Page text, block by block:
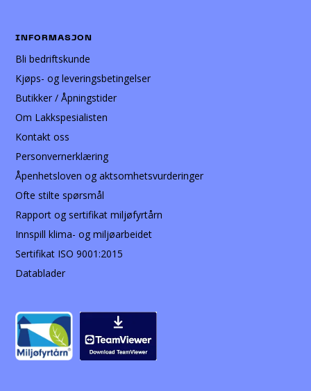
INFORMASJON
Bli bedriftskunde
Kjøps- og leveringsbetingelser
Butikker / Åpningstider
Om Lakkspesialisten
Kontakt oss
Personvernerklæring
Åpenhetsloven og aktsomhetsvurderinger
Ofte stilte spørsmål
Rapport og sertifikat miljøfyrtårn
Innspill klima- og miljøarbeidet
Sertifikat ISO 9001:2015
Datablader